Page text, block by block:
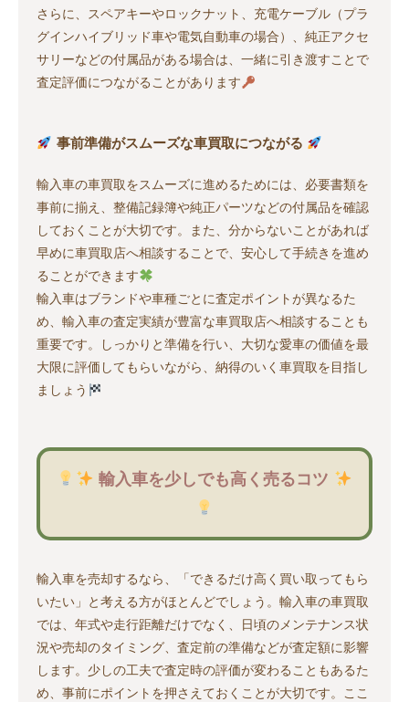
さらに、スペアキーやロックナット、充電ケーブル（プラ
グインハイブリッド車や電気自動車の場合）、純正アクセ
サリーなどの付属品がある場合は、一緒に引き渡すことで
査定評価につながることがあります
事前準備がスムーズな車買取につながる
輸入車の車買取をスムーズに進めるためには、必要書類を
事前に揃え、整備記録簿や純正パーツなどの付属品を確認
しておくことが大切です。また、分からないことがあれば
早めに車買取店へ相談することで、安心して手続きを進め
ることができます
輸入車はブランドや車種ごとに査定ポイントが異なるた
め、輸入車の査定実績が豊富な車買取店へ相談することも
重要です。しっかりと準備を行い、大切な愛車の価値を最
大限に評価してもらいながら、納得のいく車買取を目指し
ましょう
輸入車を少しでも高く売るコツ
輸入車を売却するなら、「できるだけ高く買い取ってもら
いたい」と考える方がほとんどでしょう。輸入車の車買取
では、年式や走行距離だけでなく、日頃のメンテナンス状
況や売却のタイミング、査定前の準備などが査定額に影響
します。少しの工夫で査定時の評価が変わることもあるた
め、事前にポイントを押さえておくことが大切です。ここ